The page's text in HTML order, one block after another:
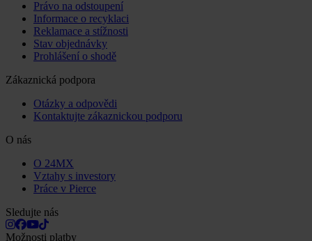
Právo na odstoupení
Informace o recyklaci
Reklamace a stížnosti
Stav objednávky
Prohlášení o shodě
Zákaznická podpora
Otázky a odpovědi
Kontaktujte zákaznickou podporu
O nás
O 24MX
Vztahy s investory
Práce v Pierce
Sledujte nás
Možnosti platby